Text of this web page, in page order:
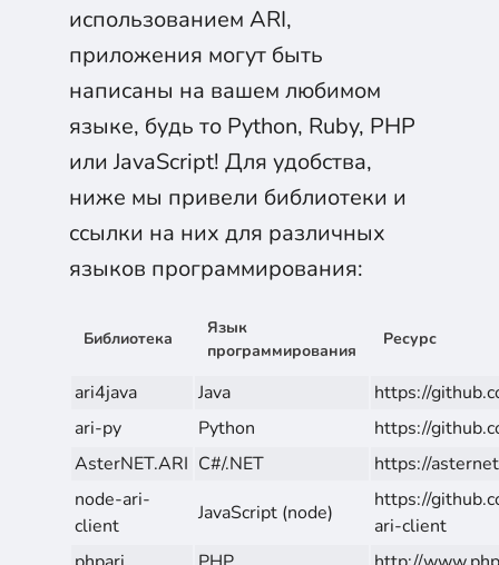
использованием ARI,
приложения могут быть
написаны на вашем любимом
языке, будь то Python, Ruby, PHP
или JavaScript! Для удобства,
ниже мы привели библиотеки и
ссылки на них для различных
языков программирования:
Библиотека
Язык
программирования
Ресурс
ari4java Java
https://
ari-py
Python
https://
AsterNET.ARI C#/.NET
https://
node-ari-
client
JavaScript (node)
https://
ari-client